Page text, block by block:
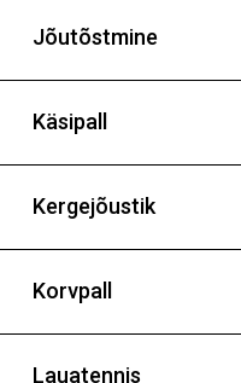
vanematele poistele ja
Jõutõstmine
poistele ja tüdrukutele
Käsipall
Kergejõustik
Korvpall
Lauatennis